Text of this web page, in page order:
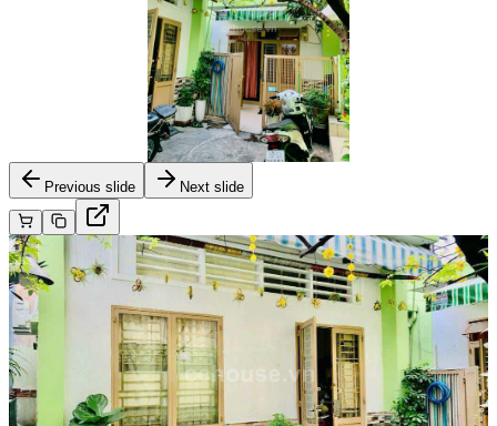
Previous slide Next slide